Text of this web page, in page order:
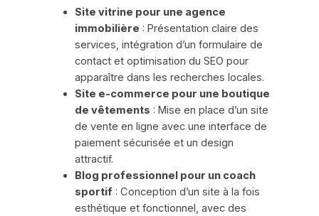
Site vitrine pour une agence
immobilière : Présentation claire des
services, intégration d’un formulaire de
contact et optimisation du SEO pour
apparaître dans les recherches locales.
Site e-commerce pour une boutique
de vêtements : Mise en place d’un site
de vente en ligne avec une interface de
paiement sécurisée et un design
attractif.
Blog professionnel pour un coach
sportif : Conception d’un site à la fois
esthétique et fonctionnel, avec des